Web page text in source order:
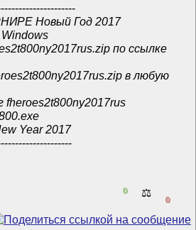
Новый Год 2017
по ссылке
в любую
Year 2017
0 ⚖️
0